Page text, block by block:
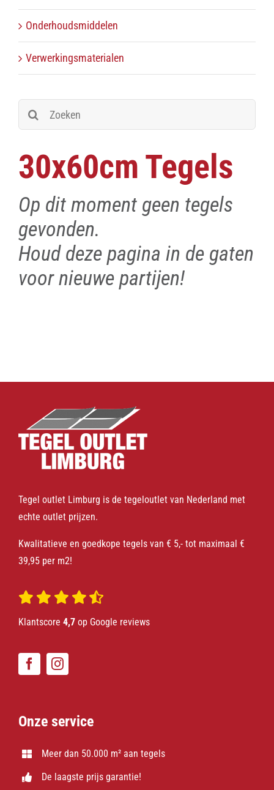
Onderhoudsmiddelen
Verwerkingsmaterialen
Zoeken
naar:
30x60cm Tegels
Op dit moment geen tegels
gevonden.
Houd deze pagina in de gaten
voor nieuwe partijen!
Tegel outlet Limburg is de tegeloutlet van Nederland met
echte outlet prijzen.
Kwalitatieve en goedkope tegels van € 5,- tot maximaal €
39,95 per m2!
Klantscore 4,7op Google reviews
Onze service
Meer dan 50.000 m² aan tegels
De laagste prijs garantie!